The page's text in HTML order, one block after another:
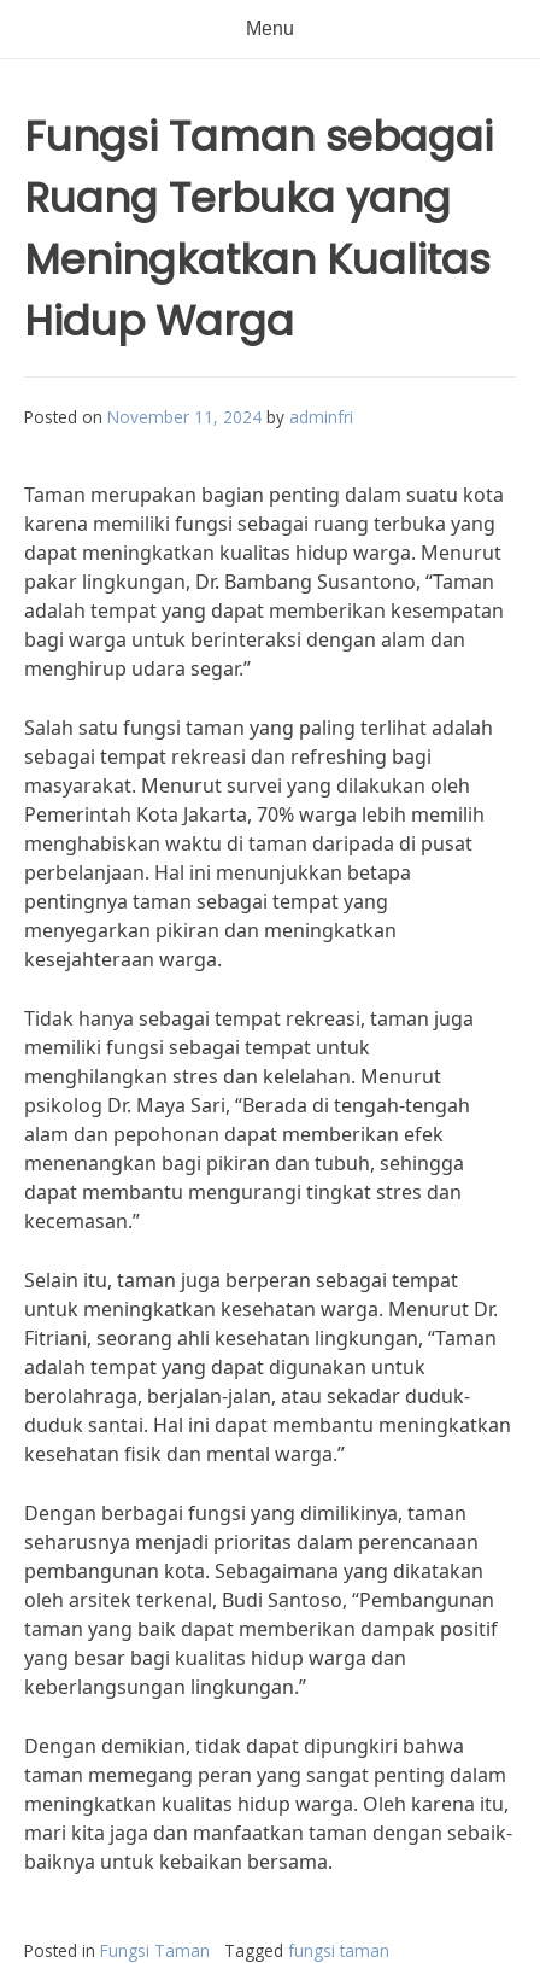
Menu
Fungsi Taman sebagai
Ruang Terbuka yang
Meningkatkan Kualitas
Hidup Warga
Posted on November 11, 2024 by adminfri
Taman merupakan bagian penting dalam suatu kota
karena memiliki fungsi sebagai ruang terbuka yang
dapat meningkatkan kualitas hidup warga. Menurut
pakar lingkungan, Dr. Bambang Susantono, “Taman
adalah tempat yang dapat memberikan kesempatan
bagi warga untuk berinteraksi dengan alam dan
menghirup udara segar.”
Salah satu fungsi taman yang paling terlihat adalah
sebagai tempat rekreasi dan refreshing bagi
masyarakat. Menurut survei yang dilakukan oleh
Pemerintah Kota Jakarta, 70% warga lebih memilih
menghabiskan waktu di taman daripada di pusat
perbelanjaan. Hal ini menunjukkan betapa
pentingnya taman sebagai tempat yang
menyegarkan pikiran dan meningkatkan
kesejahteraan warga.
Tidak hanya sebagai tempat rekreasi, taman juga
memiliki fungsi sebagai tempat untuk
menghilangkan stres dan kelelahan. Menurut
psikolog Dr. Maya Sari, “Berada di tengah-tengah
alam dan pepohonan dapat memberikan efek
menenangkan bagi pikiran dan tubuh, sehingga
dapat membantu mengurangi tingkat stres dan
kecemasan.”
Selain itu, taman juga berperan sebagai tempat
untuk meningkatkan kesehatan warga. Menurut Dr.
Fitriani, seorang ahli kesehatan lingkungan, “Taman
adalah tempat yang dapat digunakan untuk
berolahraga, berjalan-jalan, atau sekadar duduk-
duduk santai. Hal ini dapat membantu meningkatkan
kesehatan fisik dan mental warga.”
Dengan berbagai fungsi yang dimilikinya, taman
seharusnya menjadi prioritas dalam perencanaan
pembangunan kota. Sebagaimana yang dikatakan
oleh arsitek terkenal, Budi Santoso, “Pembangunan
taman yang baik dapat memberikan dampak positif
yang besar bagi kualitas hidup warga dan
keberlangsungan lingkungan.”
Dengan demikian, tidak dapat dipungkiri bahwa
taman memegang peran yang sangat penting dalam
meningkatkan kualitas hidup warga. Oleh karena itu,
mari kita jaga dan manfaatkan taman dengan sebaik-
baiknya untuk kebaikan bersama.
Posted in Fungsi Taman Tagged fungsi taman